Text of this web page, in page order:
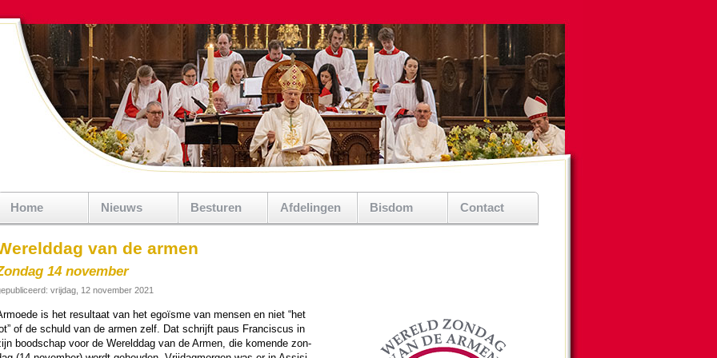
Home Nieuws Besturen Afdelingen Bisdom Contact
van de armen
14 november
vrijdag, 12 november 2021
is het re­sul­taat van het egoïsme van mensen en niet “het
of de schuld van de armen zelf. Dat schrijft paus Fran­cis­cus in
bood­schap voor de Wereld­dag van de Armen, die ko­men­de zon­